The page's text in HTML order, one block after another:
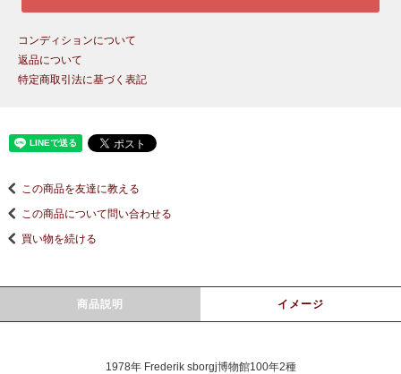
コンディションについて
返品について
特定商取引法に基づく表記
この商品を友達に教える
この商品について問い合わせる
買い物を続ける
商品説明 イメージ
1978年 Frederik sborgj博物館100年2種